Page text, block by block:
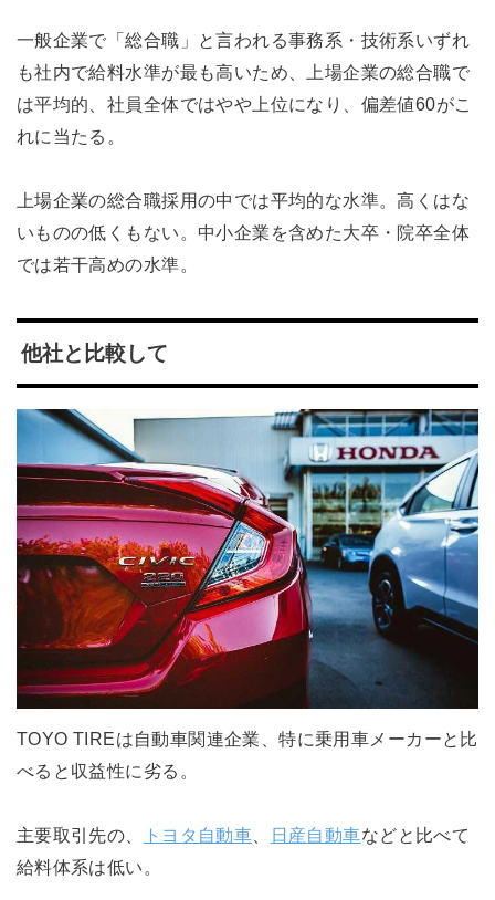
一般企業で「総合職」と言われる事務系・技術系いずれ
も社内で給料水準が最も高いため、上場企業の総合職で
は平均的、社員全体ではやや上位になり、偏差値60がこ
れに当たる。
上場企業の総合職採用の中では平均的な水準。高くはな
いものの低くもない。中小企業を含めた大卒・院卒全体
では若干高めの水準。
他社と比較して
TOYO TIREは自動車関連企業、特に乗用車メーカーと比
べると収益性に劣る。
主要取引先の、 トヨタ自動車 日産自動車などと比べて
給料体系は低い。